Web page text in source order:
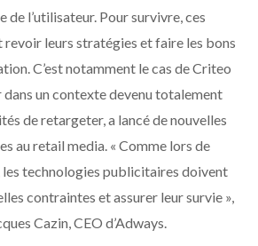
de l’utilisateur. Pour survivre, ces
leurs stratégies et faire les bons
C’est notamment le cas de Criteo
un contexte devenu totalement
de retargeter, a lancé de nouvelles
au retail media. « Comme lors de
les technologies publicitaires doivent
contraintes et assurer leur survie »,
Cazin, CEO d’Adways.